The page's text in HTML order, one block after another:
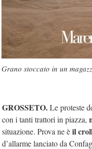
Grano stoccato in un
GROSSETO.Le proteste
con i tanti trattori in piazza,
situazione. Prova ne èil
d’allarme lanciato da